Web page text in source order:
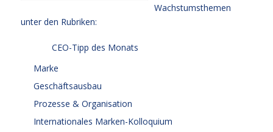
Wachstumsthemen
unter den Rubriken:
CEO-Tipp des Monats
Marke
Geschäftsausbau
Prozesse & Organisation
Internationales Marken-Kolloquium